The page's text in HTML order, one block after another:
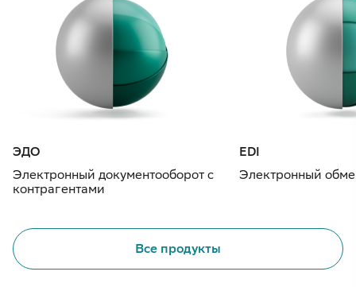
ЭДО
Электронный документооборот с
контрагентами
EDI
Электронный
Все продукты